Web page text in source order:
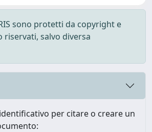
sono protetti da copyright e
salvo diversa
per citare o creare un